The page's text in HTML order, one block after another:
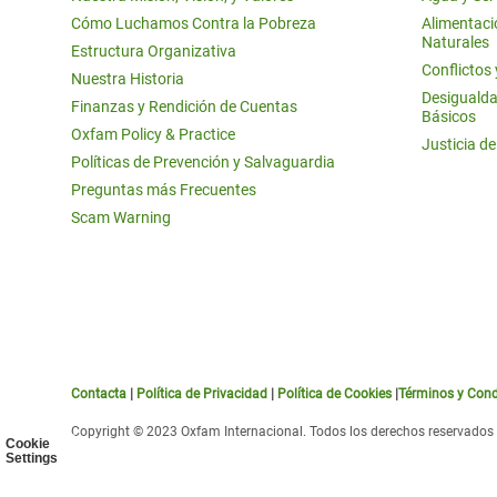
Cookie
Settings
Cómo Luchamos Contra la Pobreza
Estructura Organizativa
Nuestra Historia
Finanzas y Rendición de Cuentas
Oxfam Policy & Practice
Políticas de Prevención y Salvaguardia
Preguntas más Frecuentes
Scam Warning
Naturales
Conflictos
Básicos
Justicia de
Contacta Política de Privacidad Política de Cookies Términos y
Copyright © 2023 Oxfam Internacional. Todos los derechos reservados